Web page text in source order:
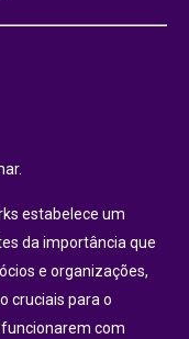
estabelece um
da importância que
e organizações,
cruciais para o
com